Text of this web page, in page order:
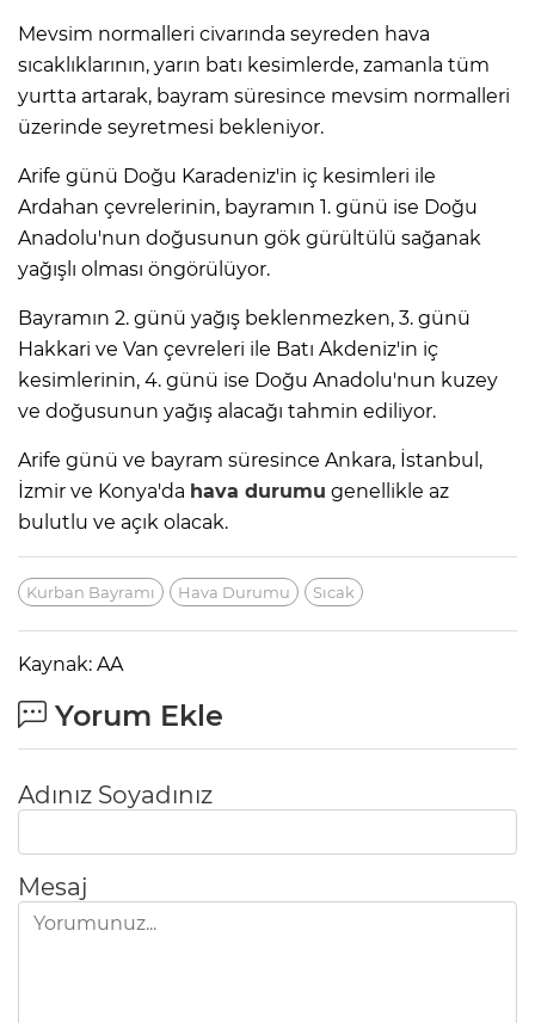
Mevsim normalleri civarında seyreden hava
sıcaklıklarının, yarın batı kesimlerde, zamanla tüm
yurtta artarak, bayram süresince mevsim normalleri
üzerinde seyretmesi bekleniyor.
Arife günü Doğu Karadeniz'in iç kesimleri ile
Ardahan çevrelerinin, bayramın 1. günü ise Doğu
Anadolu'nun doğusunun gök gürültülü sağanak
yağışlı olması öngörülüyor.
Bayramın 2. günü yağış beklenmezken, 3. günü
Hakkari ve Van çevreleri ile Batı Akdeniz'in iç
kesimlerinin, 4. günü ise Doğu Anadolu'nun kuzey
ve doğusunun yağış alacağı tahmin ediliyor.
Arife günü ve bayram süresince Ankara, İstanbul,
İzmir ve Konya'da hava durumu genellikle az
bulutlu ve açık olacak.
Kurban Bayramı Hava Durumu Sıcak
Kaynak: AA
Yorum Ekle
Adınız Soyadınız
Mesaj